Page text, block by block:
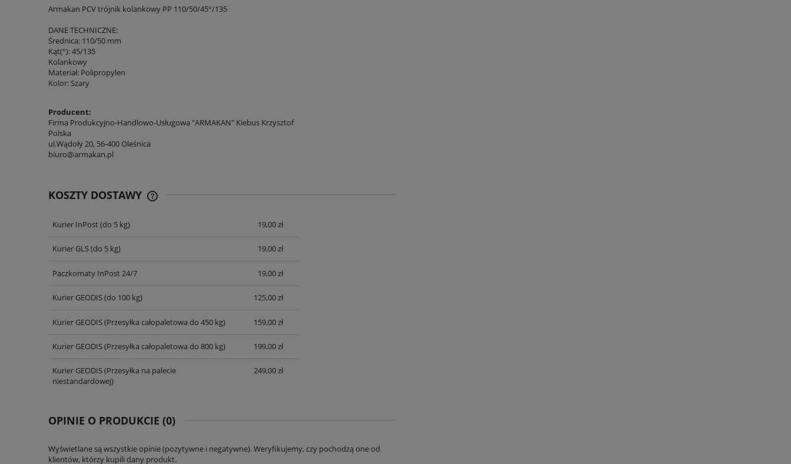
Armakan PCV trójnik kolankowy PP 110/50/45°/135
DANE TECHNICZNE:
Średnica: 110/50 mm
Kąt(°): 45/135
Kolankowy
Materiał: Polipropylen
Kolor: Szary
Producent:
Firma Produkcyjno-Handlowo-Usługowa "ARMAKAN" Kiebus Krzysztof
Polska
ul.Wądoły 20, 56-400 Oleśnica
biuro@armakan.pl
KOSZTY DOSTAWY
CENA NIE ZAWIERA EWENTUALNYCH
Kurier InPost(do 5 kg) 19,00 zł
Kurier GLS(do 5 kg) 19,00 zł
Paczkomaty InPost 24/7 19,00 zł
Kurier GEODIS(do 100 kg) 125,00 zł
Kurier GEODIS(Przesyłka całopaletowa do 450 kg) 159,00 zł
Kurier GEODIS(Przesyłka całopaletowa do 800 kg) 199,00 zł
Kurier GEODIS(Przesyłka na palecie
niestandardowej)
249,00 zł
OPINIE O PRODUKCIE (0)
Wyświetlane są wszystkie opinie (pozytywne i negatywne). Weryfikujemy, czy pochodzą one od
klientów, którzy kupili dany produkt.